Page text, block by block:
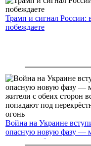
Трамп и сигнал России:
побеждаете
Война на Украине
опасную новую фазу —
жители с обеих сторон